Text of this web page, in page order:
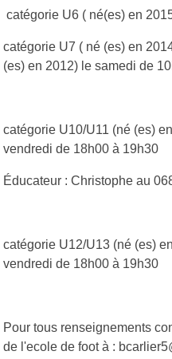
catégorie U6 ( né(es) en
catégorie U7 ( né (es) en
(es) en 2012) le samedi de
catégorie U10/U11 (né (es)
vendredi de 18h00 à 19h30
Éducateur : Christophe au
catégorie U12/U13 (né (es)
vendredi de 18h00 à 19h30
Pour tous renseignements
de l'ecole de foot à :